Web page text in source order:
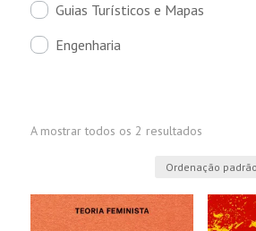
Guias Turísticos e Mapas
Engenharia
A mostrar todos os 2 resultados